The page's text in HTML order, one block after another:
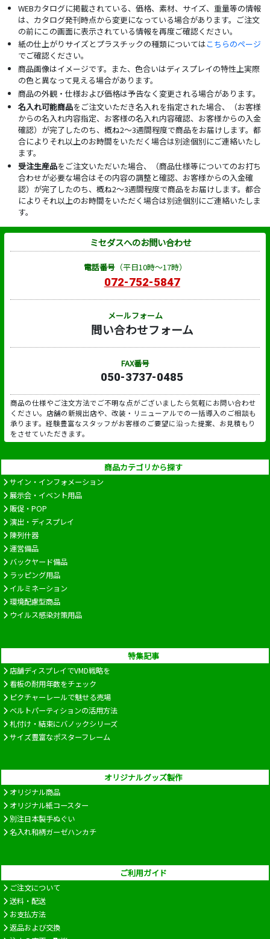
WEBカタログに掲載されている、価格、素材、サイズ、重量等の情報
は、カタログ発刊時点から変更になっている場合があります。ご注文
の前にこの画面に表示されている情報を再度ご確認ください。
紙の仕上がりサイズとプラスチックの種類についてはこちらのページ
でご確認ください。
商品画像はイメージです。また、色合いはディスプレイの特性上実際
の色と異なって見える場合があります。
商品の外観・仕様および価格は予告なく変更される場合があります。
名入れ可能商品をご注文いただき名入れを指定された場合、（お客様
からの名入れ内容指定、お客様の名入れ内容確認、お客様からの入金
確認）が完了したのち、概ね2～3週間程度で商品をお届けします。都
合によりそれ以上のお時間をいただく場合は別途個別にご連絡いたし
ます。
受注生産品をご注文いただいた場合、（商品仕様等についてのお打ち
合わせが必要な場合はその内容の調整と確認、お客様からの入金確
認）が完了したのち、概ね2～3週間程度で商品をお届けします。都合
によりそれ以上のお時間をいただく場合は別途個別にご連絡いたしま
す。
ミセダスへのお問い合わせ
電話番号（平日10時～17時）
072-752-5847
メールフォーム
問い合わせフォーム
FAX番号
050-3737-0485
商品の仕様やご注文方法でご不明な点がございましたら気軽にお問い合わせ
ください。店舗の新規出店や、改装・リニューアルでの一括導入のご相談も
承ります。経験豊富なスタッフがお客様のご要望に沿った提案、お見積もり
をさせていただきます。
商品カテゴリから探す
サイン・インフォメーション
展示会・イベント用品
販促・POP
演出・ディスプレイ
陳列什器
運営備品
バックヤード備品
ラッピング用品
イルミネーション
環境配慮型商品
ウイルス感染対策用品
特集記事
店舗ディスプレイでVMD戦略を
看板の耐用年数をチェック
ピクチャーレールで魅せる売場
ベルトパーティションの活用方法
札付け・結束にバノックシリーズ
サイズ豊富なポスターフレーム
オリジナルグッズ製作
オリジナル商品
オリジナル紙コースター
別注日本製手ぬぐい
名入れ和柄ガーゼハンカチ
ご利用ガイド
ご注文について
送料・配送
お支払方法
返品および交換